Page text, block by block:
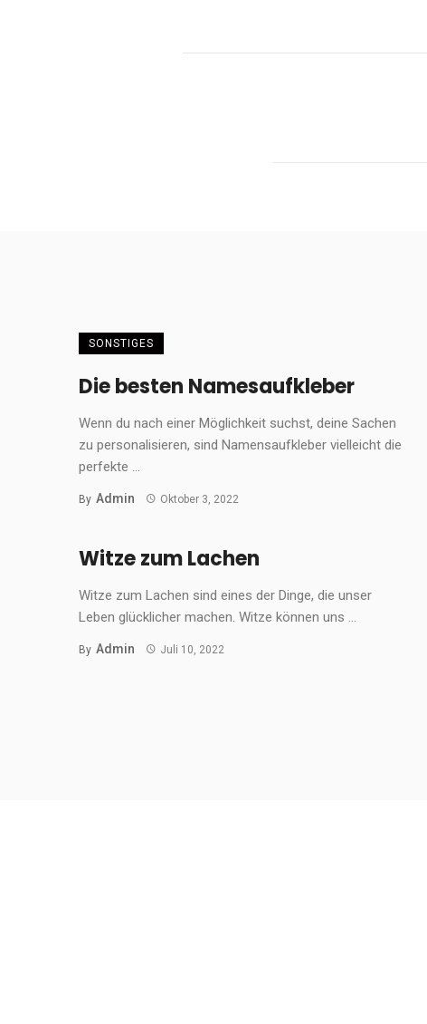
SONSTIGES
Die besten Namesaufkleber
Wenn du nach einer Möglichkeit suchst, deine Sachen
zu personalisieren, sind Namensaufkleber vielleicht die
perfekte ...
By Admin Oktober 3, 2022
Witze zum Lachen
Witze zum Lachen sind eines der Dinge, die unser
Leben glücklicher machen. Witze können uns ...
By Admin Juli 10, 2022